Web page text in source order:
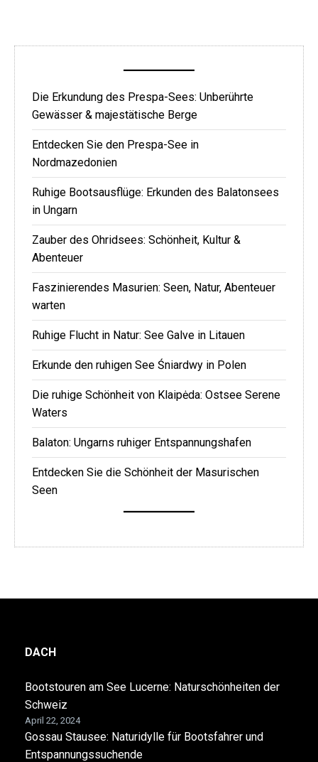
Die Erkundung des Prespa-Sees: Unberührte
Gewässer & majestätische Berge
Entdecken Sie den Prespa-See in
Nordmazedonien
Ruhige Bootsausflüge: Erkunden des Balatonsees
in Ungarn
Zauber des Ohridsees: Schönheit, Kultur &
Abenteuer
Faszinierendes Masurien: Seen, Natur, Abenteuer
warten
Ruhige Flucht in Natur: See Galve in Litauen
Erkunde den ruhigen See Śniardwy in Polen
Die ruhige Schönheit von Klaipėda: Ostsee Serene
Waters
Balaton: Ungarns ruhiger Entspannungshafen
Entdecken Sie die Schönheit der Masurischen
Seen
DACH
Bootstouren am See Lucerne: Naturschönheiten der
Schweiz
April 22, 2024
Gossau Stausee: Naturidylle für Bootsfahrer und
Entspannungssuchende